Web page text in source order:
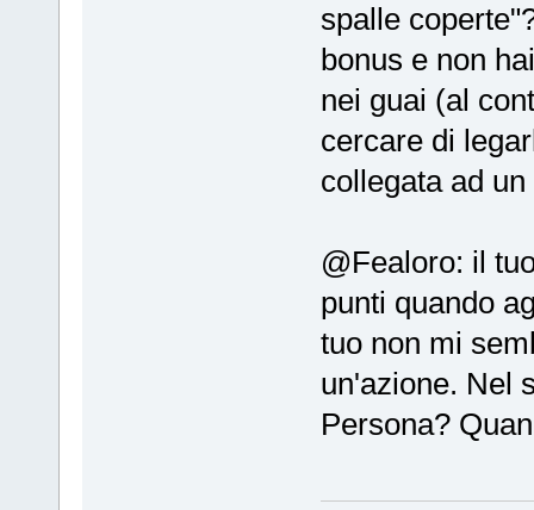
spalle
bonus e non
nei guai (al
cercare di
collegata ad un
@Fealoro: il
punti quando
tuo non mi
un'azione. Nel
Persona?